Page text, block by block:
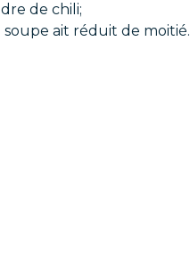
de chili;
ait réduit de moitié.